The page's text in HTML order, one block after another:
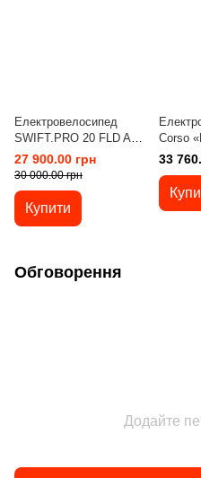
Електровелосипед
SWIFT.PRO 20 FLD AL
"ROCK008" E-BIKE
250W
27 900.00 грн
30 000.00 грн
Купити
Corso
дюймів
сталева,
33
Обговорення
Додайте